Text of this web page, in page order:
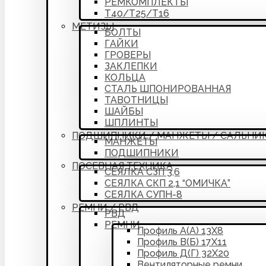
Т40/Т25/Т16
МЕТИЗЫ
БОЛТЫ
ГАЙКИ
ГРОВЕРЫ
ЗАКЛЕПКИ
КОЛЬЦА
СТАЛЬ ШПОНИРОВАННАЯ
ТАВОТНИЦЫ
ШАЙБЫ
ШПЛИНТЫ
ПОДШИПНИКИ / МАНЖЕТЫ /
МАНЖЕТЫ
ПОДШИПНИКИ
ПОСЕВНАЯ ТЕХНИКА
СЕЯЛКА СЗП 3,6
СЕЯЛКА СКП 2,1 “ОМИЧКА”
СЕЯЛКА СУПН-8
РЕМНИ / РВД
РВД
РЕМНИ
Профиль А(А) 13Х8
Профиль В(Б) 17Х11
Профиль Д(Г) 32Х20